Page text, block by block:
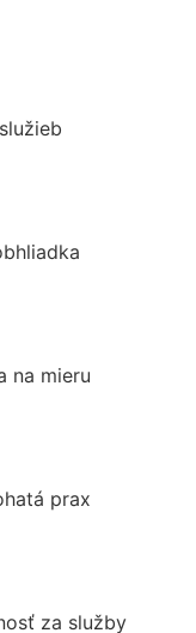
na mieru
prax
za služby